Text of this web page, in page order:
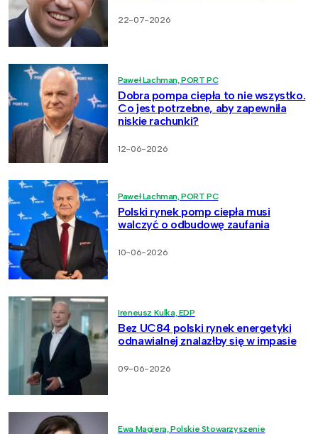
22-07-2026
Paweł Lachman, PORT PC
Dobra pompa ciepła to nie wszystko.
Co jest potrzebne, aby zapewniła
niskie rachunki?
12-06-2026
Paweł Lachman, PORT PC
Polski rynek pomp ciepła musi
walczyć o odbudowę zaufania
10-06-2026
Ireneusz Kulka, EDP
Bez UC84 polski rynek energetyki
odnawialnej znalazłby się w impasie
09-06-2026
Ewa Magiera, Polskie Stowarzyszenie